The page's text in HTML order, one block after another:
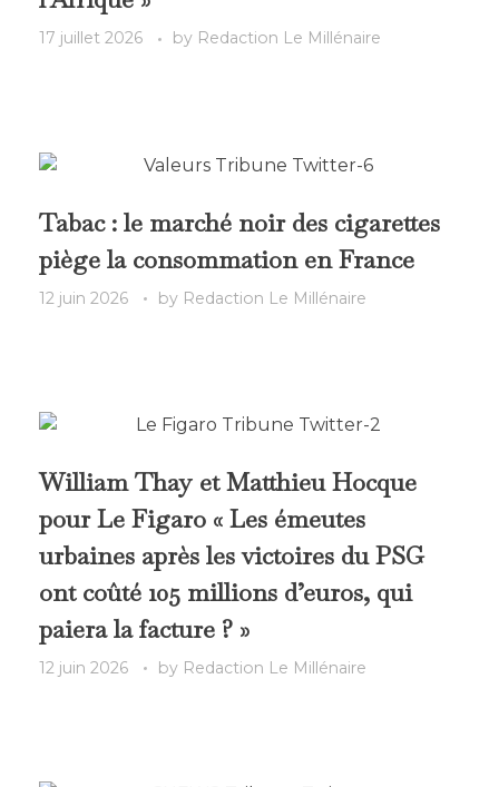
17 juillet 2026 by Redaction Le Millénaire
Tabac : le marché noir des cigarettes
piège la consommation en France
12 juin 2026 by Redaction Le Millénaire
William Thay et Matthieu Hocque
pour Le Figaro « Les émeutes
urbaines après les victoires du PSG
ont coûté 105 millions d’euros, qui
paiera la facture ? »
12 juin 2026 by Redaction Le Millénaire